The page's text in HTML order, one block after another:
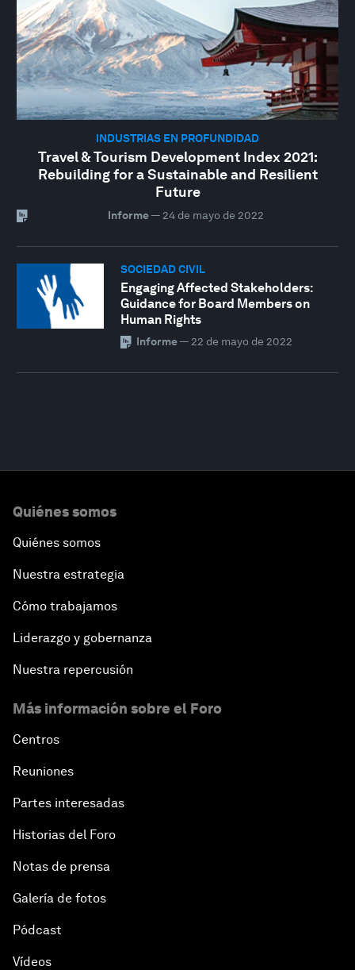
INDUSTRIAS EN PROFUNDIDAD
Travel & Tourism Development Index 2021:
Rebuilding for a Sustainable and Resilient
Future
Informe— 24 de mayo de 2022
SOCIEDAD CIVIL
Engaging Affected Stakeholders:
Guidance for Board Members on
Human Rights
Informe— 22 de mayo de 2022
Quiénes somos
Quiénes somos
Nuestra estrategia
Cómo trabajamos
Liderazgo y gobernanza
Nuestra repercusión
Más información sobre el Foro
Centros
Reuniones
Partes interesadas
Historias del Foro
Notas de prensa
Galería de fotos
Pódcast
Vídeos